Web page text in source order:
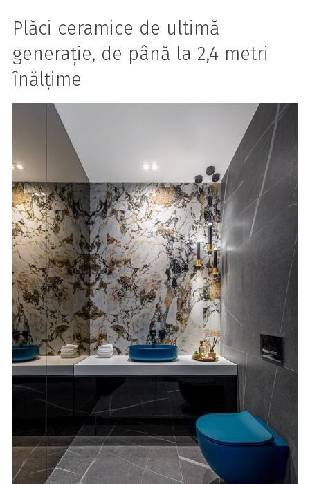
Plăci ceramice de ultimă
generație, de până la 2,4 metri
înălțime